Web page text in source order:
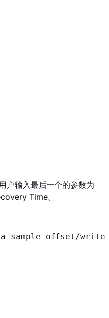
户输入最后一个的参数为
Time。
sample offset/